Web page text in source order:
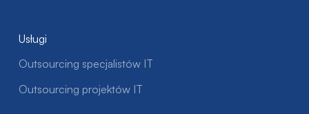
Usługi
Outsourcing specjalistów IT
Outsourcing projektów IT